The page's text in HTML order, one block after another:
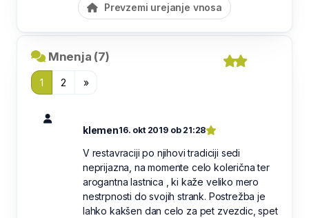
Prevzemi urejanje vnosa
Mnenja (7)
1 2 »
klemen16. okt 2019 ob 21:28
V restavraciji po njihovi tradiciji sedi
neprijazna, na momente celo kolerična ter
arogantna lastnica , ki kaže veliko mero
nestrpnosti do svojih strank. Postrežba je
lahko kakšen dan celo za pet zvezdic, spet